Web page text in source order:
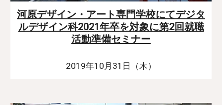
河原デザイン・アート専門学校にてデジタ
ルデザイン科2021年卒を対象に第2回就職
活動準備セミナー
2019年10月31日（木）